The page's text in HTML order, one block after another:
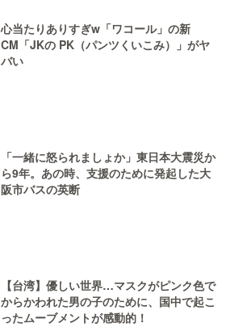
心当たりありすぎw「ワコール」の新
CM「JKの PK（パンツくいこみ）」がヤ
バい
「一緒に怒られましょか」東日本大震災か
ら9年。あの時、支援のために発起した大
阪市バスの英断
【台湾】優しい世界…マスクがピンク色で
からかわれた男の子のために、国中で起こ
ったムーブメントが感動的！